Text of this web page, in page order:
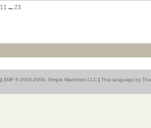
11 ... 23
| SMF © 2006-2009, Simple Machines LLC | Thai language by